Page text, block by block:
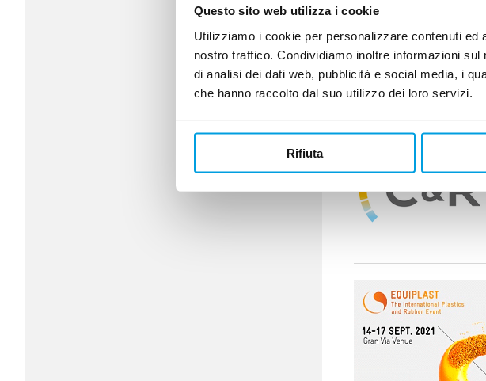
Questo sito web utilizza i cookie
Utilizziamo i cookie per personalizzare contenuti
nostro traffico. Condividiamo inoltre informazioni
di analisi dei dati web, pubblicità e social media, i
che hanno raccolto dal suo utilizzo dei loro servizi.
Rifiuta